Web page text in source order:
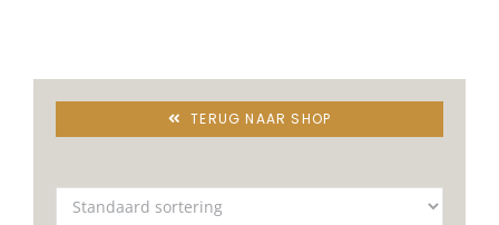
Onderhoud
TERUG NAAR SHOP